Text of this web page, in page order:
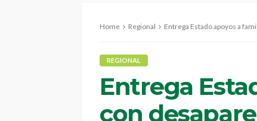
Home Regional Entrega Estado apoyos a
REGIONAL
Entrega
con